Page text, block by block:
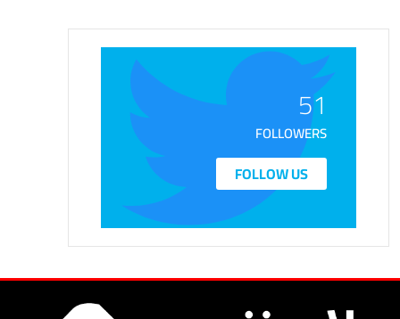
51
FOLLOWERS
FOLLOW US